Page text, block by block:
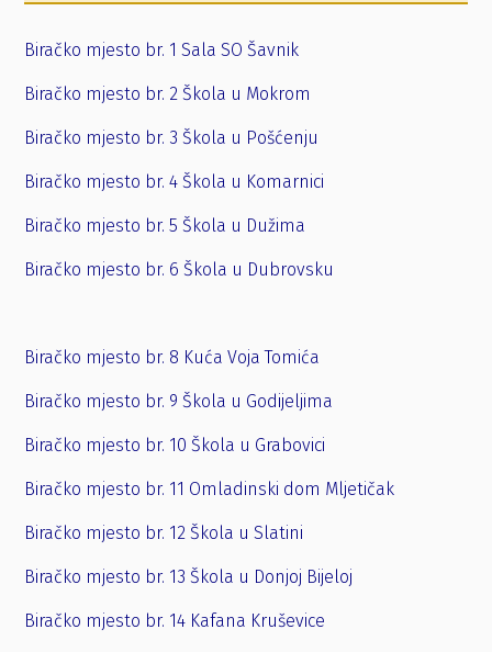
Biračko mjesto br. 1 Sala SO Šavnik
Biračko mjesto br. 2 Škola u Mokrom
Biračko mjesto br. 3 Škola u Pošćenju
Biračko mjesto br. 4 Škola u Komarnici
Biračko mjesto br. 5 Škola u Dužima
Biračko mjesto br. 6 Škola u Dubrovsku
Biračko mjesto br. 8 Kuća Voja Tomića
Biračko mjesto br. 9 Škola u Godijeljima
Biračko mjesto br. 10 Škola u Grabovici
Biračko mjesto br. 11 Omladinski dom Mljetičak
Biračko mjesto br. 12 Škola u Slatini
Biračko mjesto br. 13 Škola u Donjoj Bijeloj
Biračko mjesto br. 14 Kafana Kruševice